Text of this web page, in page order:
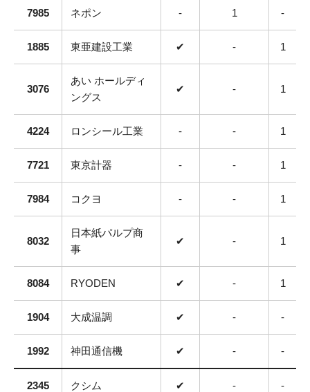
7985 ネポン - 1 -
1885 東亜建設工業 ✔ - 1
3076
あい ホールディ
ングス
✔ - 1
4224 ロンシール工業 - - 1
7721 東京計器 - - 1
7984 コクヨ - - 1
8032
日本紙パルプ商
事
✔ - 1
8084 RYODEN ✔ - 1
1904 大成温調 ✔ - -
1992 神田通信機 ✔ - -
2345 クシム ✔ - -